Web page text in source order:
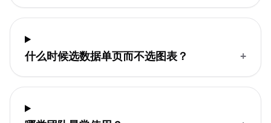
什么时候选数据单页而不选图表？ +